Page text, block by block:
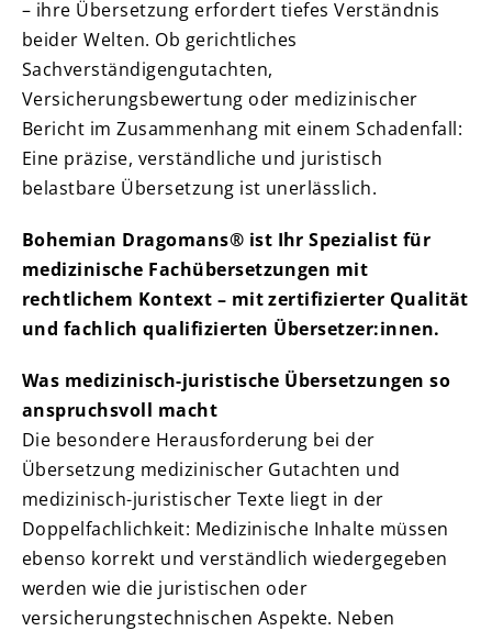
– ihre Übersetzung erfordert tiefes Verständnis
beider Welten. Ob gerichtliches
Sachverständigengutachten,
Versicherungsbewertung oder medizinischer
Bericht im Zusammenhang mit einem Schadenfall:
Eine präzise, verständliche und juristisch
belastbare Übersetzung ist unerlässlich.
Bohemian Dragomans® ist Ihr Spezialist für
medizinische Fachübersetzungen mit
rechtlichem Kontext – mit zertifizierter Qualität
und fachlich qualifizierten Übersetzer:innen.
Was medizinisch-juristische Übersetzungen so
anspruchsvoll macht
Die besondere Herausforderung bei der
Übersetzung medizinischer Gutachten und
medizinisch-juristischer Texte liegt in der
Doppelfachlichkeit: Medizinische Inhalte müssen
ebenso korrekt und verständlich wiedergegeben
werden wie die juristischen oder
versicherungstechnischen Aspekte. Neben